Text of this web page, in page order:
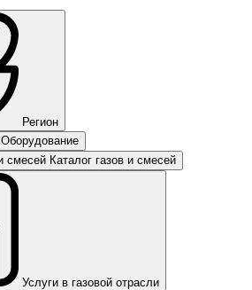
Регион
Оборудование
Каталог газов и смесей
Услуги в газовой отрасли